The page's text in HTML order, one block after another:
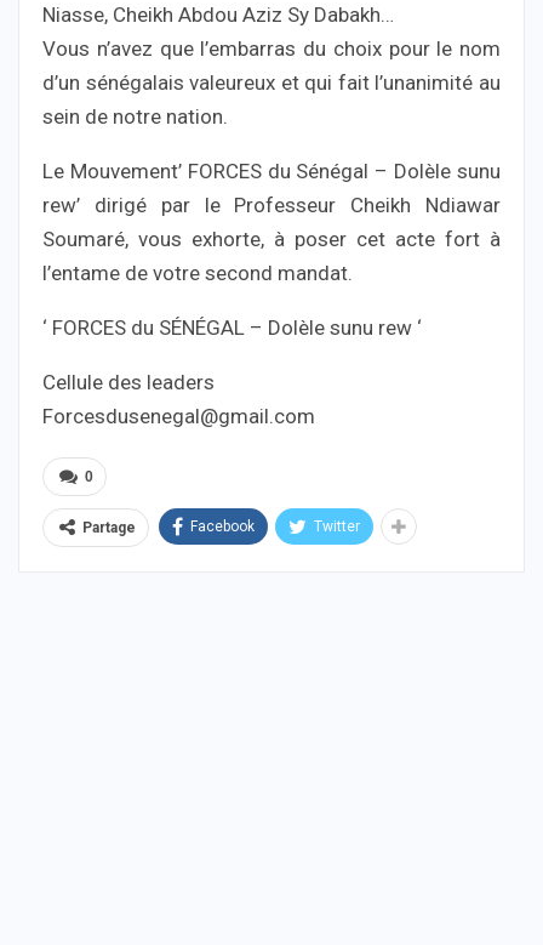
Niasse, Cheikh Abdou Aziz Sy Dabakh…
Vous n’avez que l’embarras du choix pour le nom
d’un sénégalais valeureux et qui fait l’unanimité au
sein de notre nation.
Le Mouvement’ FORCES du Sénégal – Dolèle sunu
rew’ dirigé par le Professeur Cheikh Ndiawar
Soumaré, vous exhorte, à poser cet acte fort à
l’entame de votre second mandat.
‘ FORCES du SÉNÉGAL – Dolèle sunu rew ‘
Cellule des leaders
Forcesdusenegal@gmail.com
0
Partage Facebook Twitter